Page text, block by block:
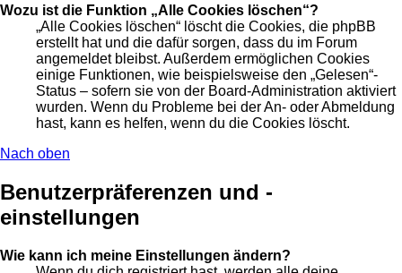
Wozu ist die Funktion „Alle Cookies löschen“?
„Alle Cookies löschen“ löscht die Cookies, die phpBB
erstellt hat und die dafür sorgen, dass du im Forum
angemeldet bleibst. Außerdem ermöglichen Cookies
einige Funktionen, wie beispielsweise den „Gelesen“-
Status – sofern sie von der Board-Administration aktiviert
wurden. Wenn du Probleme bei der An- oder Abmeldung
hast, kann es helfen, wenn du die Cookies löscht.
Nach oben
Benutzerpräferenzen und -
einstellungen
Wie kann ich meine Einstellungen ändern?